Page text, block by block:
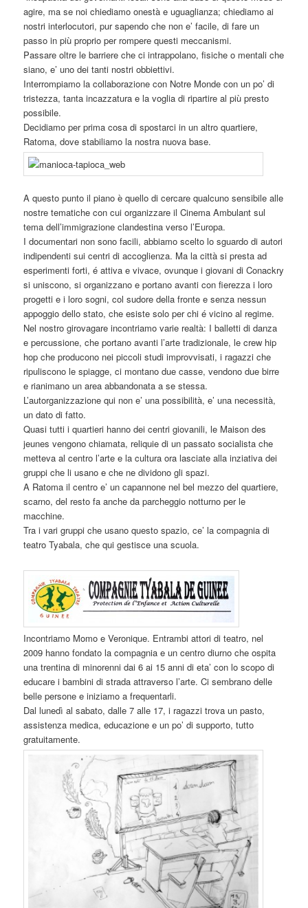
agire, ma se noi chiediamo onestà e uguaglianza; chiediamo ai
nostri interlocutori, pur sapendo che non e’ facile, di fare un
passo in più proprio per rompere questi meccanismi.
Passare oltre le barriere che ci intrappolano, fisiche o mentali che
siano, e’ uno dei tanti nostri obbiettivi.
Interrompiamo la collaborazione con Notre Monde con un po’ di
tristezza, tanta incazzatura e la voglia di ripartire al più presto
possibile.
Decidiamo per prima cosa di spostarci in un altro quartiere,
Ratoma, dove stabiliamo la nostra nuova base.
A questo punto il piano è quello di cercare qualcuno sensibile alle
nostre tematiche con cui organizzare il Cinema Ambulant sul
tema dell’immigrazione clandestina verso l’Europa.
I documentari non sono facili, abbiamo scelto lo sguardo di autori
indipendenti sui centri di accoglienza. Ma la città si presta ad
esperimenti forti, é attiva e vivace, ovunque i giovani di Conackry
si uniscono, si organizzano e portano avanti con fierezza i loro
progetti e i loro sogni, col sudore della fronte e senza nessun
appoggio dello stato, che esiste solo per chi é vicino al regime.
Nel nostro girovagare incontriamo varie realtà: I balletti di danza
e percussione, che portano avanti l’arte tradizionale, le crew hip
hop che producono nei piccoli studi improvvisati, i ragazzi che
ripuliscono le spiagge, ci montano due casse, vendono due birre
e rianimano un area abbandonata a se stessa.
L’autorganizzazione qui non e’ una possibilità, e’ una necessità,
un dato di fatto.
Quasi tutti i quartieri hanno dei centri giovanili, le Maison des
jeunes vengono chiamata, reliquie di un passato socialista che
metteva al centro l’arte e la cultura ora lasciate alla inziativa dei
gruppi che li usano e che ne dividono gli spazi.
A Ratoma il centro e’ un capannone nel bel mezzo del quartiere,
scarno, del resto fa anche da parcheggio notturno per le
macchine.
Tra i vari gruppi che usano questo spazio, ce’ la compagnia di
teatro Tyabala, che qui gestisce una scuola.
Incontriamo Momo e Veronique. Entrambi attori di teatro, nel
2009 hanno fondato la compagnia e un centro diurno che ospita
una trentina di minorenni dai 6 ai 15 anni di eta’ con lo scopo di
educare i bambini di strada attraverso l’arte. Ci sembrano delle
belle persone e iniziamo a frequentarli.
Dal lunedì al sabato, dalle 7 alle 17, i ragazzi trova un pasto,
assistenza medica, educazione e un po’ di supporto, tutto
gratuitamente.